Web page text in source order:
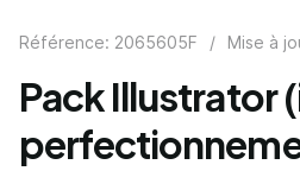
Référence: 2065605F / Mise à
Pack Illustrator